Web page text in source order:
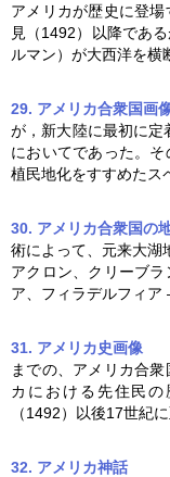
アメリカが歴史に登場
見（1492）以降であ
ルマン）が大西洋を横
29. アメリカ合衆国画
が，新大陸に最初に
においてであった。そ
植民地化をすすめたス
30. アメリカ合衆国の
術によって、元来大
アクロン、クリーブラ
ア、フィラデルフィ
31. アメリカ史画像
までの、アメリカ合
カにおける先住民
（1492）以後17世紀
32. アメリカ神話